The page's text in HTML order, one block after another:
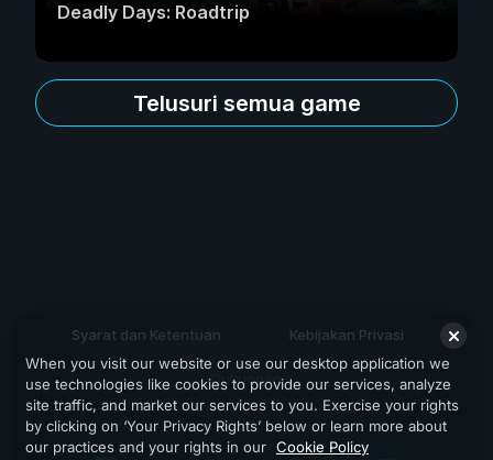
Deadly Days: Roadtrip
Telusuri semua game
Syarat dan Ketentuan Kebijakan Privasi
Dukungan
When you visit our website or use our desktop application we
use technologies like cookies to provide our services, analyze
site traffic, and market our services to you. Exercise your rights
by clicking on ‘Your Privacy Rights’ below or learn more about
our practices and your rights in our Cookie Policy